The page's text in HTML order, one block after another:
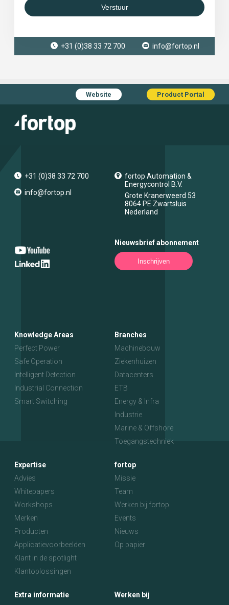
Verstuur
+31 (0)38 33 72 700 info@fortop.nl
Website Product Portal
+31 (0)38 33 72 700
info@fortop.nl
fortop Automation &
Energycontrol B.V.
Grote Kranerweerd 53
8064 PE Zwartsluis
Nederland
Nieuwsbrief abonnement
Inschrijven
Knowledge Areas
Perfect Power
Safe Operation
Intelligent Detection
Industrial Connection
Smart Switching
Branches
Machinebouw
Ziekenhuizen
Datacenters
ETB
Energy & Infra
Industrie
Marine & Offshore
Toegangstechniek
Expertise
Advies
Whitepapers
Workshops
Merken
Producten
Applicatievoorbeelden
Klant in de spotlight
Klantoplossingen
fortop
Missie
Team
Werken bij fortop
Events
Nieuws
Op papier
Extra informatie
Werken bij